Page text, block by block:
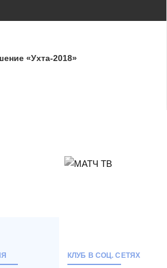
, 16:30 (МСК)
Тюмень
Тюмень«Ухта-2018»
КЛУБ В СОЦ. СЕТЯХ